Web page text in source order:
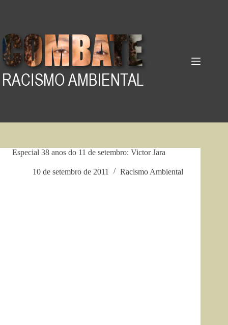
Especial 38 anos do 11 de setembro: Victor Jara
10 de setembro de 2011 Racismo Ambiental